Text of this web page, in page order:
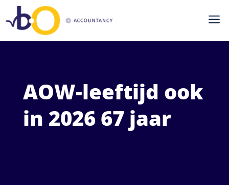
a
AOW-leeftijd ook
in 2026 67 jaar